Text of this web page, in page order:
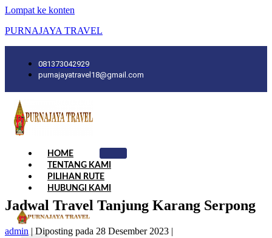
Lompat ke konten
PURNAJAYA TRAVEL
081373042929
purnajayatravel18@gmail.com
HOME
TENTANG KAMI
PILIHAN RUTE
HUBUNGI KAMI
Jadwal Travel Tanjung Karang Serpong
admin | Diposting pada 28 Desember 2023 |